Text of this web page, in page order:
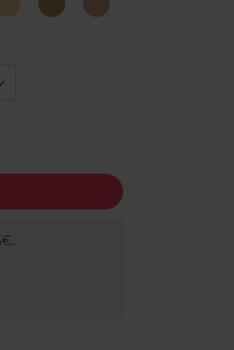
25
Medium
30
Café
35
Deep